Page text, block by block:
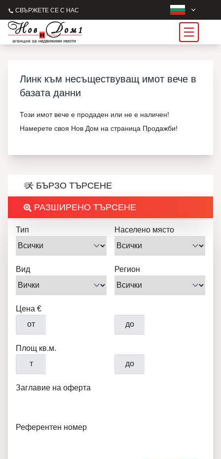
СВЪРЖЕТЕ СЕ С НАС
Линк към несъществуващ имот вече в
базата данни
Този имот вече е продаден или не е наличен!
Намерете своя Нов Дом на страница Продажби!
БЪРЗО ТЪРСЕНЕ
РАЗШИРЕНО ТЪРСЕНЕ
Тип Населено място
Вид Регион
Цена €
от
до
Площ кв.м.
т
до
Заглавие на оферта
Референтен номер